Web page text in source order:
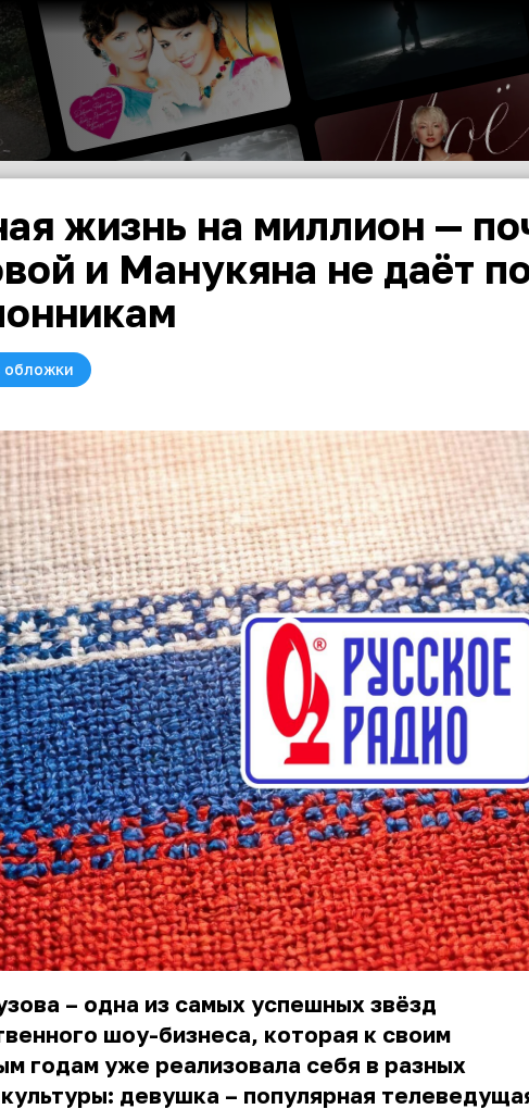
жизнь на миллион —
и Манукяна не даёт
– одна из самых успешных звёзд
шоу-бизнеса, которая к своим
годам уже реализовала себя в разных
девушка – популярная